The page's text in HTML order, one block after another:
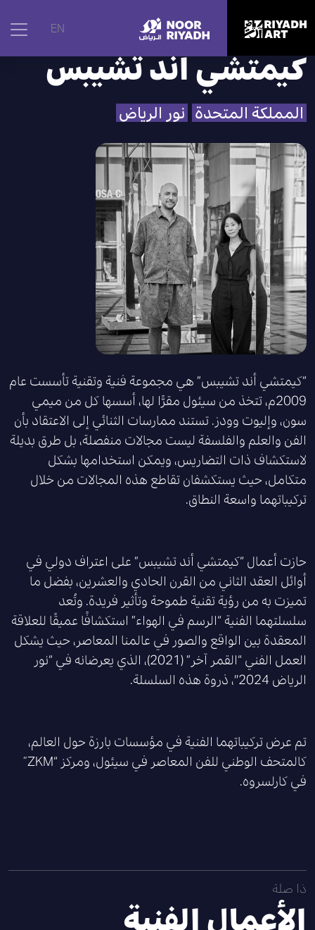
EN الرئيسية | الفنانون كيمتشي أند تشيبس
كيمتشي أند تشيبس
المملكة المتحدة نور الرياض
“كيمتشي أند تشيبس” هي مجموعة فنية وتقنية تأسست عام
2009م، تتخذ من سيئول مقرًّا لها، أسسها كل من ميمي
سون، وإليوت وودز. تستند ممارسات الثنائي إلى الاعتقاد بأن
الفن والعلم والفلسفة ليست مجالات منفصلة، بل طرق بديلة
لاستكشاف ذات التضاريس، ويمكن استخدامها بشكل
متكامل، حيث يستكشفان تقاطع هذه المجالات من خلال
تركيباتهما واسعة النطاق.
حازت أعمال “كيمتشي أند تشيبس” على اعتراف دولي في
أوائل العقد الثاني من القرن الحادي والعشرين، بفضل ما
تميزت به من رؤية تقنية طموحة وتأثير فريدة. وتُعد
سلسلتهما الفنية “الرسم في الهواء” استكشافًا عميقًا للعلاقة
المعقدة بين الواقع والصور في عالمنا المعاصر، حيث يشكل
العمل الفني “القمر آخر” (2021)، الذي يعرضانه في “نور
الرياض 2024″، ذروة هذه السلسلة.
تم عرض تركيباتهما الفنية في مؤسسات بارزة حول العالم،
كالمتحف الوطني للفن المعاصر في سيئول، ومركز “ZKM”
في كارلسروه.
ذا صلة
الأعمال الفنية